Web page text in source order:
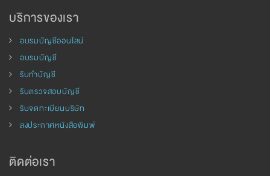
บริการของเรา
อบรมบัญชีออนไลน์
อบรมบัญชี
รับทำบัญชี
รับตรวจสอบบัญชี
รับจดทะเบียนบริษัท
ลงประกาศหนังสือพิมพ์
ติดต่อเรา